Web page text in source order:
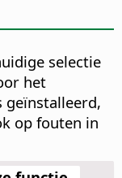
selectie
het
geïnstalleerd,
op fouten in